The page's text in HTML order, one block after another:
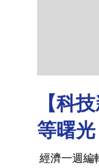
【科
等曙光
經濟一週編